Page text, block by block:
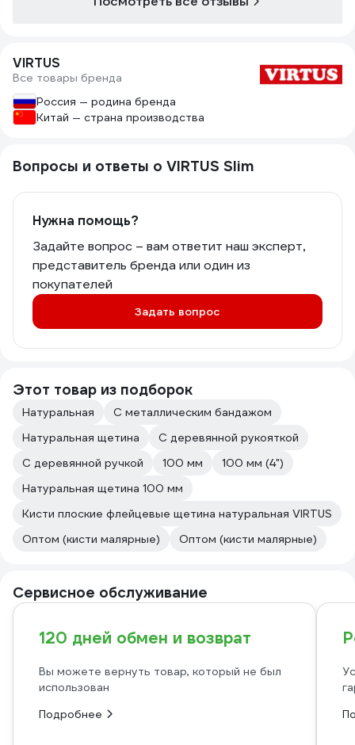
VIRTUS
Все товары бренда
Россия — родина бренда
Китай — страна производства
Вопросы и ответы о VIRTUS Slim
Нужна помощь?
Задайте вопрос – вам ответит наш эксперт,
представитель бренда или один из
покупателей
Задать вопрос
Этот товар из подборок
Натуральная
С металлическим бандажом
Натуральная щетина
С деревянной рукояткой
С деревянной ручкой
100 мм
100 мм (4")
Натуральная щетина 100 мм
Кисти плоские флейцевые щетина натуральная VIRTUS
Оптом (кисти малярные)
Оптом (кисти малярные)
Сервисное обслуживание
120 дней обмен и возврат
Вы можете вернуть товар, который не был
использован
Подробнее